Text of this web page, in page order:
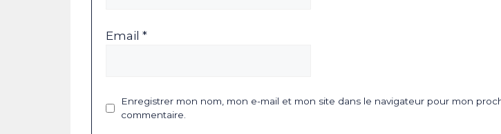
Email *
Enregistrer mon nom, mon e-mail et mon site dans le navigateur pour mon
commentaire.